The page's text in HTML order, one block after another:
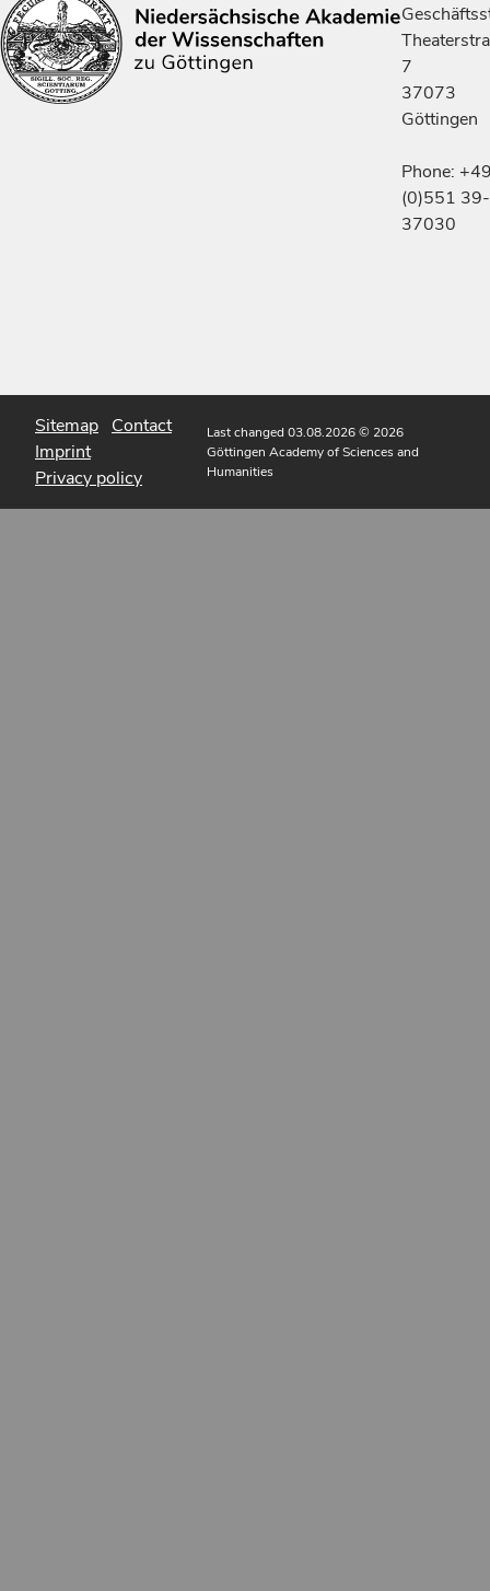
7
37073
Göttingen
Phone:
(0)551 39-
37030
Sitemap Contact
Imprint
Privacy policy
Last changed 03.08.2026© 2026
Göttingen Academy of Sciences and
Humanities